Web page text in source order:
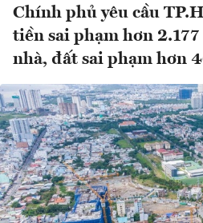
Chính phủ yêu cầu
tiền sai phạm hơn
nhà, đất sai phạm hơn